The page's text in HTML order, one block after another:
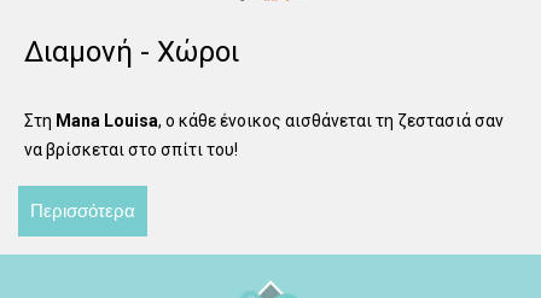
Διαμονή - Χώροι
Στη Mana Louisa, ο κάθε ένοικος αισθάνεται τη ζεστασιά σαν
να βρίσκεται στο σπίτι του!
Περισσότερα